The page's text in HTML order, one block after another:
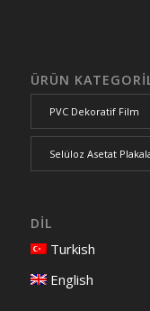
ÜRÜN
PVC Dekoratif Film
Selüloz Asetat
DİL
Turkish
English